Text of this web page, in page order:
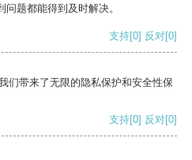
题都能得到及时解决。
支持[0] 反对[0]
们带来了无限的隐私保护和安全性保
支持[0] 反对[0]